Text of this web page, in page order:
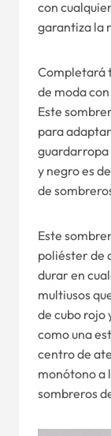
con
garantiza la
Completará
de moda
Este
para
guardarropa
y negro es
de
Este
poliéster de
durar en
multiusos
de cubo rojo
como una
centro de
monótono a
sombreros